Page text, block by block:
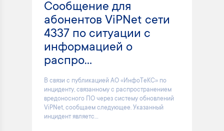
Сообщение для
абонентов ViPNet сети
4337 по ситуации с
информацией о
распро...
В связи с публикацией АО «ИнфоТеКС» по
инциденту, связанному с распространением
вредоносного ПО через систему обновлений
ViPNet, сообщаем следующее. Указанный
инцидент являетс...